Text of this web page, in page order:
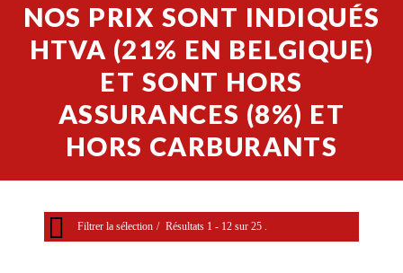
NOS PRIX SONT INDIQUÉS
HTVA (21% EN BELGIQUE)
ET SONT HORS
ASSURANCES (8%) ET
HORS CARBURANTS
Filtrer la sélection Résultats 1 - 12 sur 25 .